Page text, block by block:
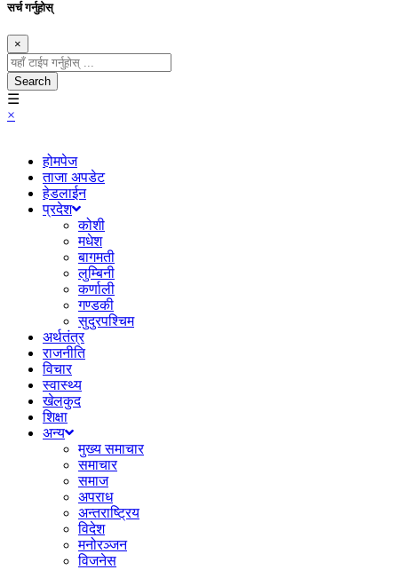
सर्च गर्नुहोस्
×
Search
☰
×
होमपेज
ताजा अपडेट
हेडलाईन
प्रदेश
कोशी
मधेश
बागमती
लुम्बिनी
कर्णाली
गण्डकी
सुदुरपश्चिम
अर्थतंत्र
राजनीति
विचार
स्वास्थ्य
खेलकुद
शिक्षा
अन्य
मुख्य समाचार
समाचार
समाज
अपराध
अन्तराष्ट्रिय
विदेश
मनोरञ्जन
विजनेस